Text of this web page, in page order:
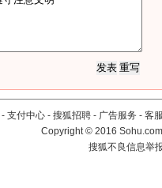
- 支付中心 - 搜狐招聘 - 广告服务 - 客
Copyright©2016
搜狐不良信息举